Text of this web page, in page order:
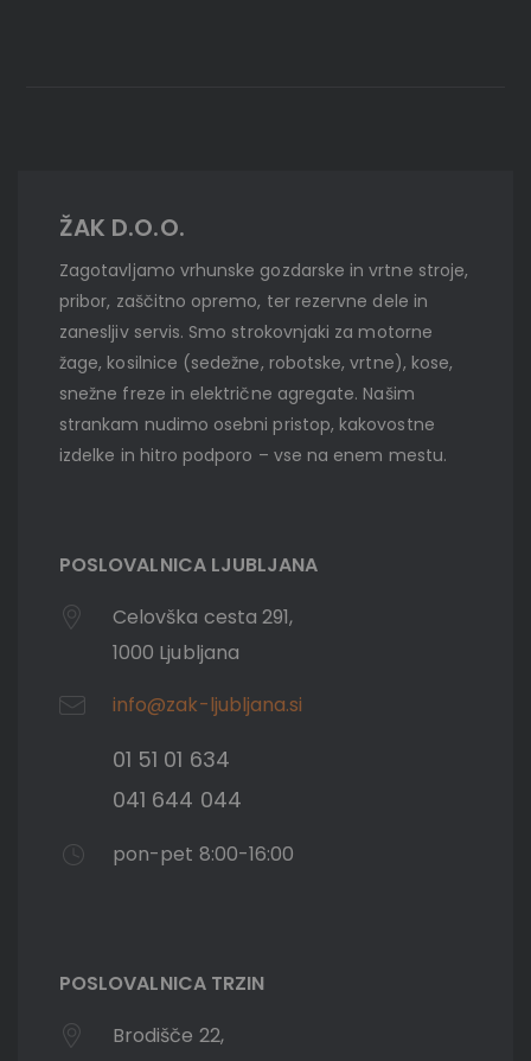
ŽAK D.O.O.
Zagotavljamo vrhunske gozdarske in vrtne stroje,
pribor, zaščitno opremo, ter rezervne dele in
zanesljiv servis. Smo strokovnjaki za motorne
žage, kosilnice (sedežne, robotske, vrtne), kose,
snežne freze in električne agregate. Našim
strankam nudimo osebni pristop, kakovostne
izdelke in hitro podporo – vse na enem mestu.
POSLOVALNICA LJUBLJANA
Celovška cesta 291,
1000 Ljubljana
info@zak-ljubljana.si
01 51 01 634
041 644 044
pon-pet 8:00-16:00
POSLOVALNICA TRZIN
Brodišče 22,